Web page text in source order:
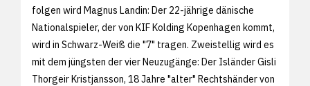
folgen wird Magnus Landin: Der 22-jährige dänische
Nationalspieler, der von KIF Kolding Kopenhagen kommt,
wird in Schwarz-Weiß die "7" tragen. Zweistellig wird es
mit dem jüngsten der vier Neuzugänge: Der Isländer Gisli
Thorgeir Kristjansson, 18 Jahre "alter" Rechtshänder von